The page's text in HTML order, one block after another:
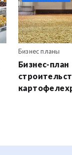
Бизнес планы
Бизнес-план